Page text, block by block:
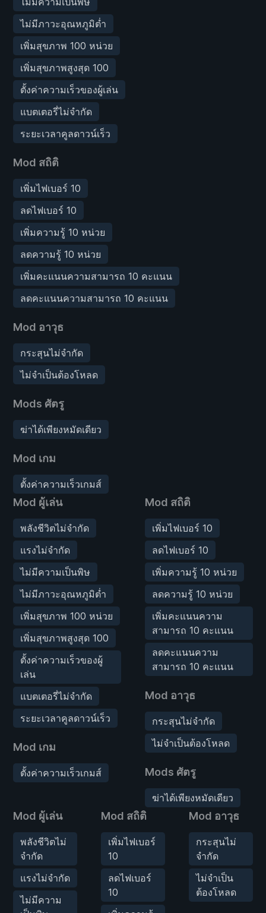
ไม่มีภาวะอุณหภูมิต่ำ
เพิ่มสุขภาพ 100 หน่วย
เพิ่มสุขภาพสูงสุด 100
ตั้งค่าความเร็วของผู้เล่น
แบตเตอรี่ไม่จำกัด
ระยะเวลาคูลดาวน์เร็ว
Mod สถิติ
เพิ่มไฟเบอร์ 10
ลดไฟเบอร์ 10
เพิ่มความรู้ 10 หน่วย
ลดความรู้ 10 หน่วย
เพิ่มคะแนนความสามารถ 10 คะแนน
ลดคะแนนความสามารถ 10 คะแนน
Mod อาวุธ
กระสุนไม่จำกัด
ไม่จำเป็นต้องโหลด
Mods ศัตรู
ฆ่าได้เพียงหมัดเดียว
Mod เกม
ตั้งค่าความเร็วเกมส์
Mod ผู้เล่น
พลังชีวิตไม่จำกัด
แรงไม่จำกัด
ไม่มีความเป็นพิษ
ไม่มีภาวะอุณหภูมิต่ำ
เพิ่มสุขภาพ 100 หน่วย
เพิ่มสุขภาพสูงสุด 100
ตั้งค่าความเร็วของผู้
เล่น
แบตเตอรี่ไม่จำกัด
ระยะเวลาคูลดาวน์เร็ว
Mod เกม
ตั้งค่าความเร็วเกมส์
Mod สถิติ
เพิ่มไฟเบอร์ 10
ลดไฟเบอร์ 10
เพิ่มความรู้ 10 หน่วย
ลดความรู้ 10 หน่วย
เพิ่มคะแนนความ
สามารถ 10 คะแนน
ลดคะแนนความ
สามารถ 10 คะแนน
Mod อาวุธ
กระสุนไม่จำกัด
ไม่จำเป็นต้องโหลด
Mods ศัตรู
ฆ่าได้เพียงหมัดเดียว
Mod ผู้เล่น
พลังชีวิตไม่
จำกัด
แรงไม่จำกัด
ไม่มีความ
Mod สถิติ
เพิ่มไฟเบอร์
10
ลดไฟเบอร์
10
Mod อาวุธ
กระสุนไม่
จำกัด
ไม่จำเป็น
ต้องโหลด